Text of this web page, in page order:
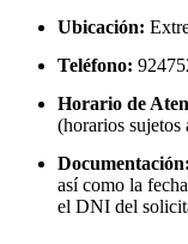
Ubicación:
Teléfono:
Horario de
(horarios sujetos
Documentación:
así como la
el DNI del